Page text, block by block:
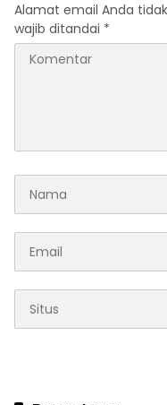
Alamat email Anda
wajib ditandai *